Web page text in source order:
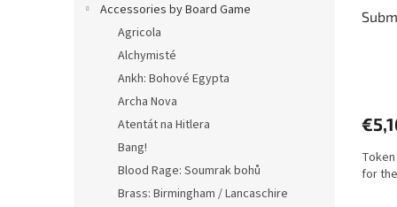
Accessories by Board Game
Agricola
Alchymisté
Ankh: Bohové Egypta
Archa Nova
Atentát na Hitlera
Bang!
Blood Rage: Soumrak bohů
Brass: Birmingham / Lancaschire
for